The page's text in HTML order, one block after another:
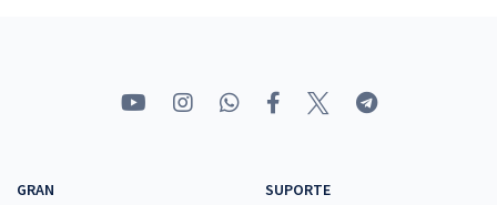
GRAN
SUPORTE